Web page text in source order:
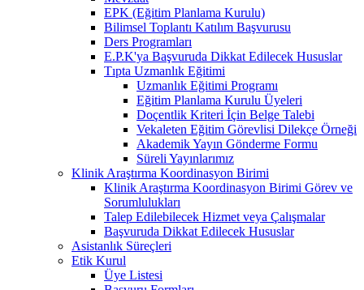
EPK (Eğitim Planlama Kurulu)
Bilimsel Toplantı Katılım Başvurusu
Ders Programları
E.P.K'ya Başvuruda Dikkat Edilecek Hususlar
Tıpta Uzmanlık Eğitimi
Uzmanlık Eğitimi Programı
Eğitim Planlama Kurulu Üyeleri
Doçentlik Kriteri İçin Belge Talebi
Vekaleten Eğitim Görevlisi Dilekçe Örneği
Akademik Yayın Gönderme Formu
Süreli Yayınlarımız
Klinik Araştırma Koordinasyon Birimi
Klinik Araştırma Koordinasyon Birimi Görev ve
Sorumlulukları
Talep Edilebilecek Hizmet veya Çalışmalar
Başvuruda Dikkat Edilecek Hususlar
Asistanlık Süreçleri
Etik Kurul
Üye Listesi